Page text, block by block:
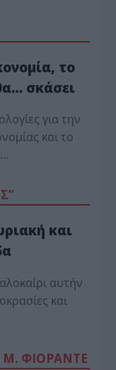
το
σκάσει
για την
και το
και
αυτήν
και
ΦΙΟΡΆΝΤΕ